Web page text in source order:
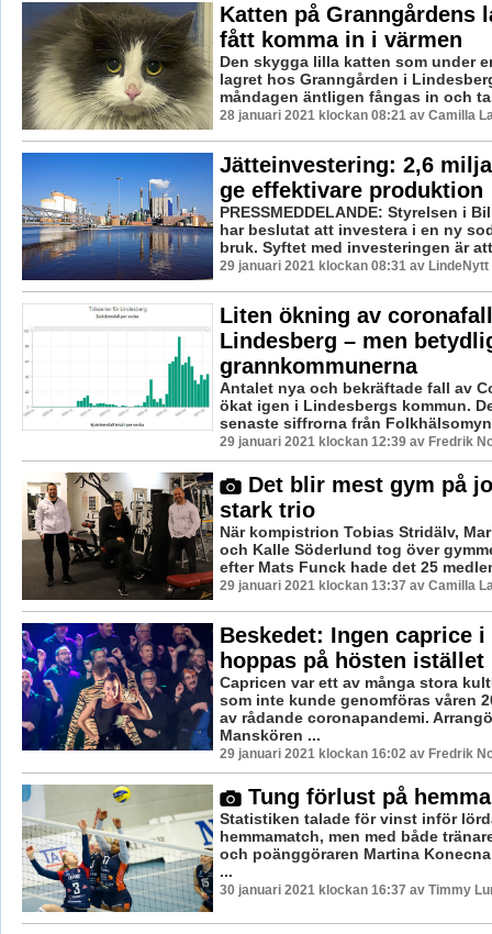
Katten på Granngårdens
fått komma in i värmen
Den skygga lilla katten som under
lagret hos Granngården i
måndagen äntligen fångas in och
28 januari 2021 klockan 08:21 av Camilla
Jätteinvestering: 2,6
ge effektivare produktion
PRESSMEDDELANDE: Styrelsen i
har beslutat att investera i en ny
bruk. Syftet med investeringen är
29 januari 2021 klockan 08:31 av LindeNytt
Liten ökning av
Lindesberg – men
grannkommunerna
Antalet nya och bekräftade fall av
ökat igen i Lindesbergs kommun.
senaste siffrorna från
29 januari 2021 klockan 12:39 av Fredrik
Det blir mest gym på
stark trio
När kompistrion Tobias Stridälv,
och Kalle Söderlund tog över
efter Mats Funck hade det 25
29 januari 2021 klockan 13:37 av Camilla
Beskedet: Ingen caprice i
hoppas på hösten istället
Capricen var ett av många stora
som inte kunde genomföras våren
av rådande coronapandemi.
Manskören ...
29 januari 2021 klockan 16:02 av Fredrik
Tung förlust på
Statistiken talade för vinst inför
hemmamatch, men med både
och poänggöraren Martina
...
30 januari 2021 klockan 16:37 av Timmy